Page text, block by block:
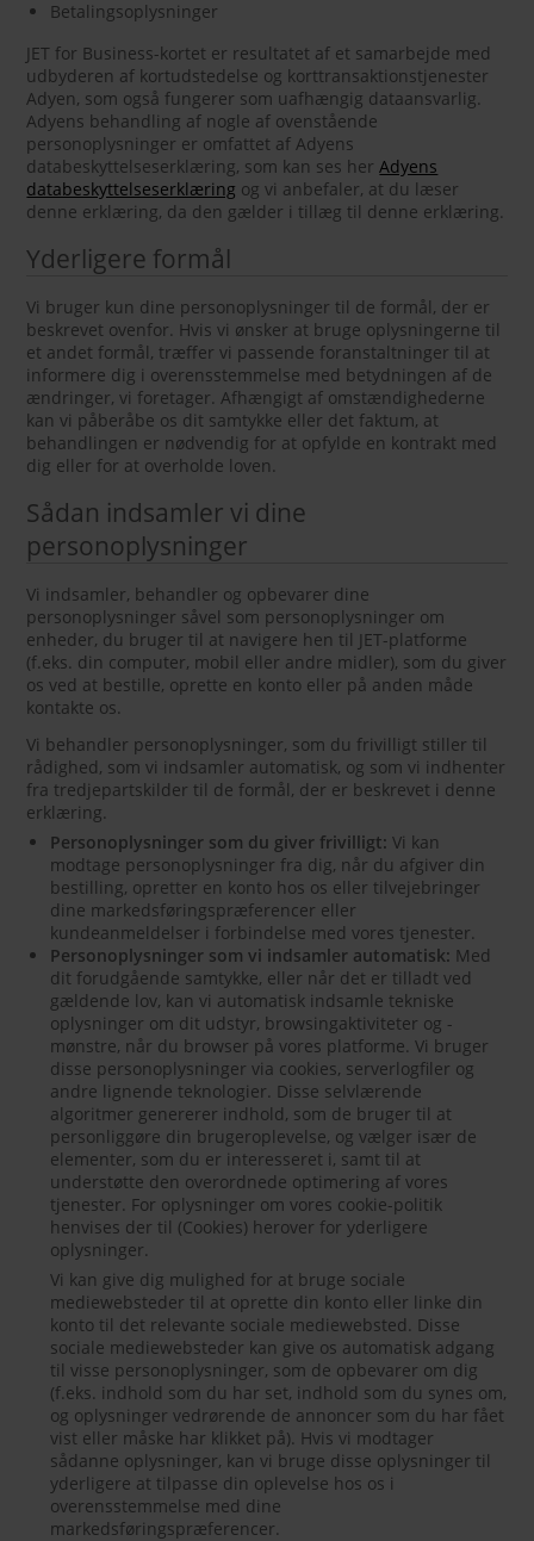
Betalingsoplysninger
JET for Business-kortet er resultatet af et samarbejde med
udbyderen af kortudstedelse og korttransaktionstjenester
Adyen, som også fungerer som uafhængig dataansvarlig.
Adyens behandling af nogle af ovenstående
personoplysninger er omfattet af Adyens
databeskyttelseserklæring, som kan ses herAdyens
databeskyttelseserklæring og vi anbefaler, at du læser
denne erklæring, da den gælder i tillæg til denne erklæring.
Yderligere formål
Vi bruger kun dine personoplysninger til de formål, der er
beskrevet ovenfor. Hvis vi ønsker at bruge oplysningerne til
et andet formål, træffer vi passende foranstaltninger til at
informere dig i overensstemmelse med betydningen af de
ændringer, vi foretager. Afhængigt af omstændighederne
kan vi påberåbe os dit samtykke eller det faktum, at
behandlingen er nødvendig for at opfylde en kontrakt med
dig eller for at overholde loven.
Sådan indsamler vi dine
personoplysninger
Vi indsamler, behandler og opbevarer dine
personoplysninger såvel som personoplysninger om
enheder, du bruger til at navigere hen til JET-platforme
(f.eks. din computer, mobil eller andre midler), som du giver
os ved at bestille, oprette en konto eller på anden måde
kontakte os.
Vi behandler personoplysninger, som du frivilligt stiller til
rådighed, som vi indsamler automatisk, og som vi indhenter
fra tredjepartskilder til de formål, der er beskrevet i denne
erklæring.
Personoplysninger som du giver frivilligt: Vi kan
modtage personoplysninger fra dig, når du afgiver din
bestilling, opretter en konto hos os eller tilvejebringer
dine markedsføringspræferencer eller
kundeanmeldelser i forbindelse med vores tjenester.
Personoplysninger som vi indsamler automatisk: Med
dit forudgående samtykke, eller når det er tilladt ved
gældende lov, kan vi automatisk indsamle tekniske
oplysninger om dit udstyr, browsingaktiviteter og -
mønstre, når du browser på vores platforme. Vi bruger
disse personoplysninger via cookies, serverlogfiler og
andre lignende teknologier. Disse selvlærende
algoritmer genererer indhold, som de bruger til at
personliggøre din brugeroplevelse, og vælger især de
elementer, som du er interesseret i, samt til at
understøtte den overordnede optimering af vores
tjenester. For oplysninger om vores cookie-politik
henvises der til (Cookies) herover for yderligere
oplysninger.
Vi kan give dig mulighed for at bruge sociale
mediewebsteder til at oprette din konto eller linke din
konto til det relevante sociale mediewebsted. Disse
sociale mediewebsteder kan give os automatisk adgang
til visse personoplysninger, som de opbevarer om dig
(f.eks. indhold som du har set, indhold som du synes om,
og oplysninger vedrørende de annoncer som du har fået
vist eller måske har klikket på). Hvis vi modtager
sådanne oplysninger, kan vi bruge disse oplysninger til
yderligere at tilpasse din oplevelse hos os i
overensstemmelse med dine
markedsføringspræferencer.